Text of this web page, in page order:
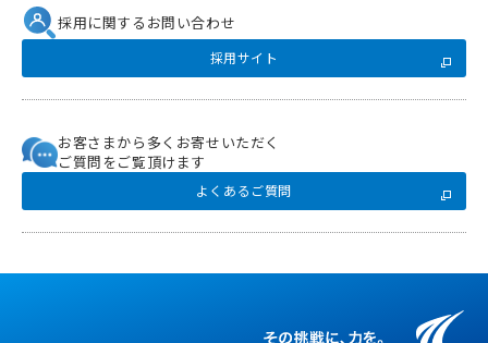
採用に関するお問い合わせ
採用サイト
お客さまから多くお寄せいただく
ご質問をご覧頂けます
よくあるご質問